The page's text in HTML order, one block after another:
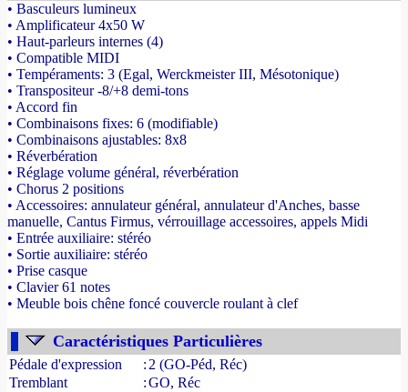
• Basculeurs lumineux
• Amplificateur 4x50 W
• Haut-parleurs internes (4)
• Compatible MIDI
• Tempéraments: 3 (Egal, Werckmeister III, Mésotonique)
• Transpositeur -8/+8 demi-tons
• Accord fin
• Combinaisons fixes: 6 (modifiable)
• Combinaisons ajustables: 8x8
• Réverbération
• Réglage volume général, réverbération
• Chorus 2 positions
• Accessoires: annulateur général, annulateur d'Anches, basse
manuelle, Cantus Firmus, vérrouillage accessoires, appels Midi
• Entrée auxiliaire: stéréo
• Sortie auxiliaire: stéréo
• Prise casque
• Clavier 61 notes
• Meuble bois chêne foncé couvercle roulant à clef
Caractéristiques Particulières
Pédale d'expression : 2 (GO-Péd, Réc)
Tremblant
:GO, Réc